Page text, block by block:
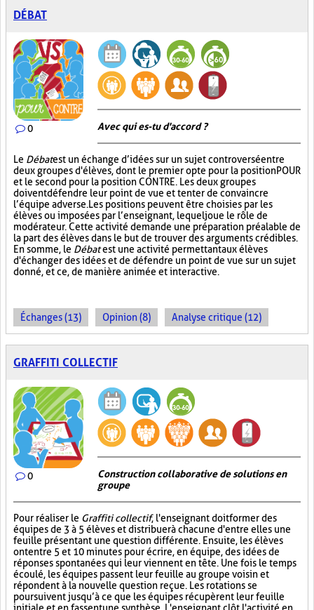
DÉBAT
0 Avec qui es-tu d'accord ?
Le Débatest un échange d’idées sur un sujet controversé entre
deux groupes d'élèves, dont le premier opte pour la position POUR
et le second pour la position CONTRE. Les deux groupes
doivent défendre leur point de vue et tenter de convaincre
l’équipe adverse. Les positions peuvent être choisies par les
élèves ou imposées par l’enseignant, lequel joue le rôle de
modérateur. Cette activité demande une préparation préalable de
la part des élèves dans le but de trouver des arguments crédibles.
En somme, le Débatest une activité permettant aux élèves
d'échanger des idées et de défendre un point de vue sur un sujet
donné, et ce, de manière animée et interactive.
Échanges (13) Opinion (8) Analyse critique (12)
GRAFFITI COLLECTIF
0
Construction collaborative de solutions en
groupe
Pour réaliser le Graffiti collectif, l'enseignant doit former des
équipes de 3 à 5 élèves et distribuer à chacune d'entre elles une
feuille présentant une question différente. Ensuite, les élèves
ont entre 5 et 10 minutes pour écrire, en équipe, des idées de
réponses spontanées qui leur viennent en tête. Une fois le temps
écoulé, les équipes passent leur feuille au groupe voisin et
répondent à la nouvelle question reçue. Les rotations se
poursuivent jusqu’à ce que les équipes récupèrent leur feuille